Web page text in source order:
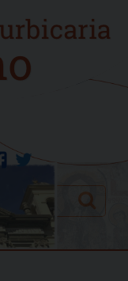
twitter
facebook
Search